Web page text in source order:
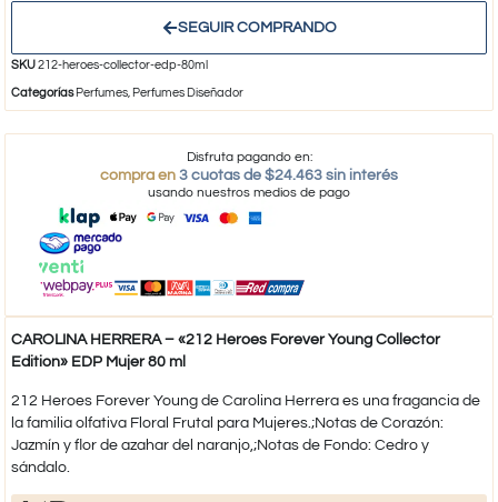
SEGUIR COMPRANDO
SKU212-heroes-collector-edp-80ml
Categorías Perfumes, Perfumes Diseñador
Disfruta pagando en:
compra en 3 cuotas de $24.463 sin interés
usando nuestros medios de pago
CAROLINA HERRERA – «212 Heroes Forever Young Collector
Edition» EDP Mujer 80 ml
212 Heroes Forever Young de Carolina Herrera es una fragancia de
la familia olfativa Floral Frutal para Mujeres.;Notas de Corazón:
Jazmín y flor de azahar del naranjo,;Notas de Fondo: Cedro y
sándalo.